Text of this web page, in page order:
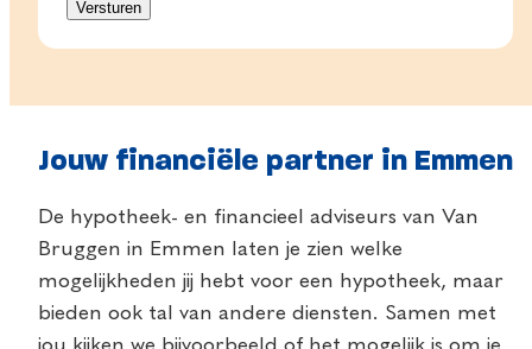
Jouw financiële partner in Emmen
De hypotheek- en financieel adviseurs van Van
Bruggen in Emmen laten je zien welke
mogelijkheden jij hebt voor een hypotheek, maar
bieden ook tal van andere diensten. Samen met